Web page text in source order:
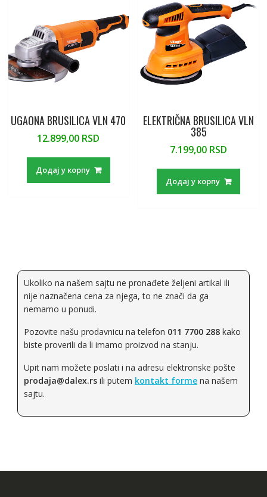
UGAONA BRUSILICA VLN 470
12.899,00 RSD
Додај у корпу
ELEKTRIČNA BRUSILICA VLN
385
7.199,00 RSD
Додај у корпу
Ukoliko na našem sajtu ne pronađete željeni artikal ili
nije naznačena cena za njega, to ne znači da ga
nemamo u ponudi.
Pozovite našu prodavnicu na telefon 011 7700 288kako
biste proverili da li imamo proizvod na stanju.
Upit nam možete poslati i na adresu elektronske pošte
prodaja@dalex.rsili putem kontakt forme na našem
sajtu.